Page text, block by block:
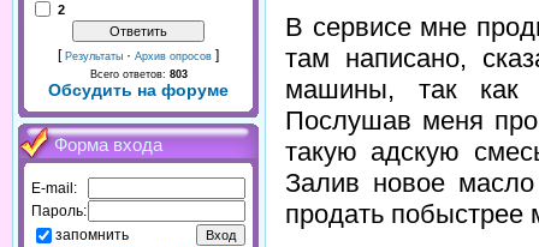
2
[ Результаты · Архив опросов ]
Всего ответов: 803
Обсудить на форуме
Форма входа
E-mail:
Пароль:
запомнить
В сервисе мне
там написано,
машины, так как
Послушав меня про
такую адскую
Залив новое
продать побыстрее